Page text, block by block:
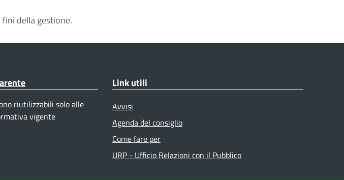
della gestione.
riutilizzabili solo alle
vigente
Link utili
Avvisi
Agenda del consiglio
Come fare per
URP - Ufficio Relazioni con il Pubblico